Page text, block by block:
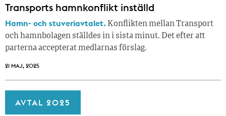
Transports hamnkonflikt inställd
Hamn- och stuveriavtalet. Konflikten mellan Transport
och hamnbolagen ställdes in i sista minut. Det efter att
parterna accepterat medlarnas förslag.
21 MAJ, 2025
AVTAL 2025